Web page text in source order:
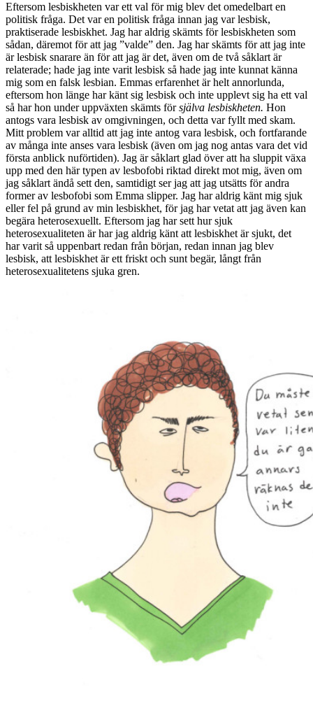
Eftersom lesbiskheten var ett val för mig blev det omedelbart en
politisk fråga. Det var en politisk fråga innan jag var lesbisk,
praktiserade lesbiskhet. Jag har aldrig skämts för lesbiskheten som
sådan, däremot för att jag ”valde” den. Jag har skämts för att jag inte
är lesbisk snarare än för att jag är det, även om de två såklart är
relaterade; hade jag inte varit lesbisk så hade jag inte kunnat känna
mig som en falsk lesbian. Emmas erfarenhet är helt annorlunda,
eftersom hon länge har känt sig lesbisk och inte upplevt sig ha ett val
så har hon under uppväxten skämts försjälva lesbiskheten. Hon
antogs vara lesbisk av omgivningen, och detta var fyllt med skam.
Mitt problem var alltid att jag inte antog vara lesbisk, och fortfarande
av många inte anses vara lesbisk (även om jag nog antas vara det vid
första anblick nuförtiden). Jag är såklart glad över att ha sluppit växa
upp med den här typen av lesbofobi riktad direkt mot mig, även om
jag såklart ändå sett den, samtidigt ser jag att jag utsätts för andra
former av lesbofobi som Emma slipper. Jag har aldrig känt mig sjuk
eller fel på grund av min lesbiskhet, för jag har vetat att jag även kan
begära heterosexuellt. Eftersom jag har sett hur sjuk
heterosexualiteten är har jag aldrig känt att lesbiskhet är sjukt, det
har varit så uppenbart redan från början, redan innan jag blev
lesbisk, att lesbiskhet är ett friskt och sunt begär, långt från
heterosexualitetens sjuka gren.